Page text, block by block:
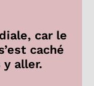
car le
caché
aller.